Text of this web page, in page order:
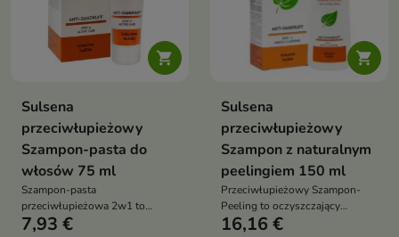

Sulsena
przeciwłupieżowy
Szampon-pasta do
włosów 75 ml
Szampon-pasta
przeciwłupieżowa 2w1 to
produkt do pielęgnacji skóry
7,93 €

Sulsena
przeciwłupieżowy
Szampon z naturalnym
peelingiem 150 ml
Przeciwłupieżowy Szampon-
Peeling to oczyszczający
szampon do skóry głowy z
16,16 €